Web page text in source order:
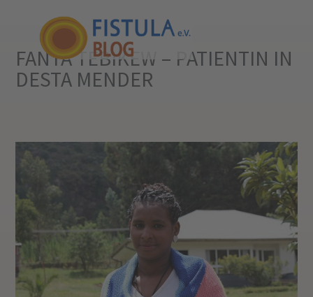
FANTA TEBIKEW – PATIENTIN IN
DESTA MENDER